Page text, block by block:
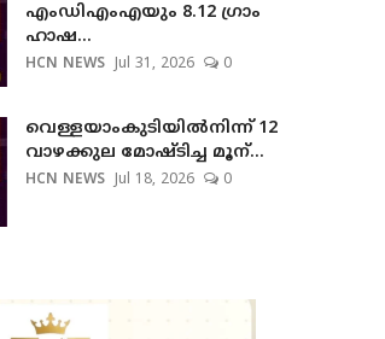
എംഡിഎംഎയും 8.12 ഗ്രാം
ഹാഷ...
HCN NEWS Jul 31, 2026 0
വെള്ളയാംകുടിയില്‍നിന്ന് 12
വാഴക്കുല മോഷ്ടിച്ച മൂന്...
HCN NEWS Jul 18, 2026 0